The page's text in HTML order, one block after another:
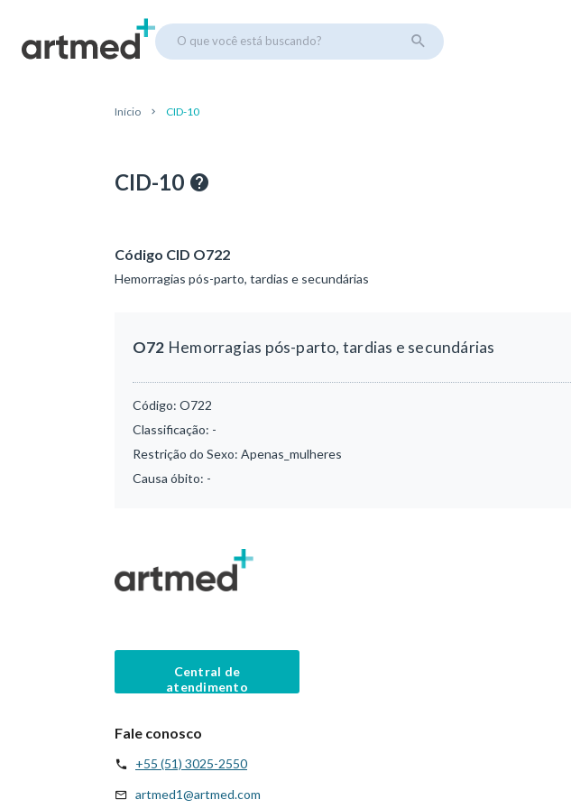
O que você está buscando?
Início CID-10
CID-10
Código CID O722
Hemorragias pós-parto, tardias e secundárias
O72 Hemorragias pós-parto, tardias e secundárias
Código: O722
Classificação: -
Restrição do Sexo: Apenas_mulheres
Causa óbito: -
Central de
atendimento
Fale conosco
+55 (51) 3025-2550
artmed1@artmed.com